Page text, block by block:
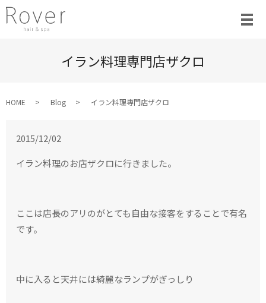
イラン料理専門店ザクロ
HOME Blog イラン料理専門店ザクロ
2015/12/02
イラン料理のお店ザクロに行きました。
ここは店長のアリのがとても自由な接客をすることで有名
です。
中に入ると天井には綺麗なランプがぎっしり